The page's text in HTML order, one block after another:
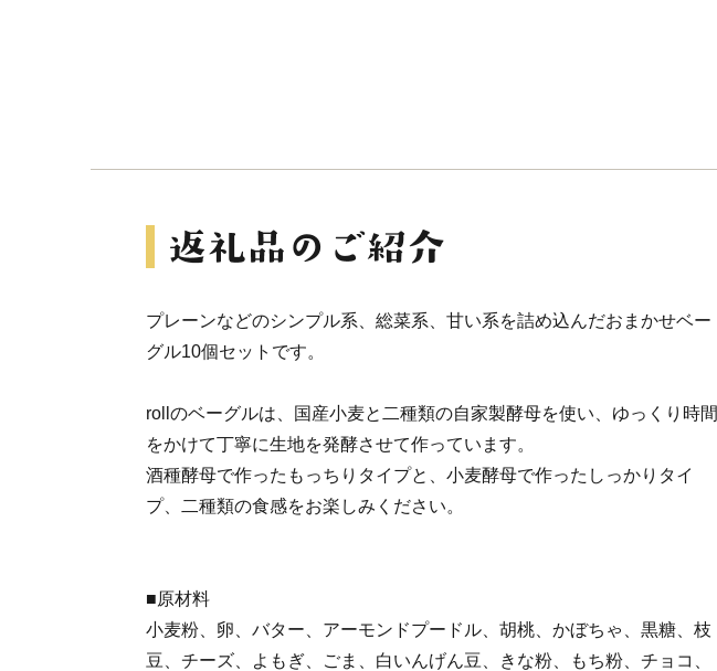
プレーンなどのシンプル系、総菜系、甘い系を詰め込んだおまかせベー
グル10個セットです。
rollのベーグルは、国産小麦と二種類の自家製酵母を使い、ゆっくり時間
をかけて丁寧に生地を発酵させて作っています。
酒種酵母で作ったもっちりタイプと、小麦酵母で作ったしっかりタイ
プ、二種類の食感をお楽しみください。
■原材料
小麦粉、卵、バター、アーモンドプードル、胡桃、かぼちゃ、黒糖、枝
豆、チーズ、よもぎ、ごま、白いんげん豆、きな粉、もち粉、チョコ、